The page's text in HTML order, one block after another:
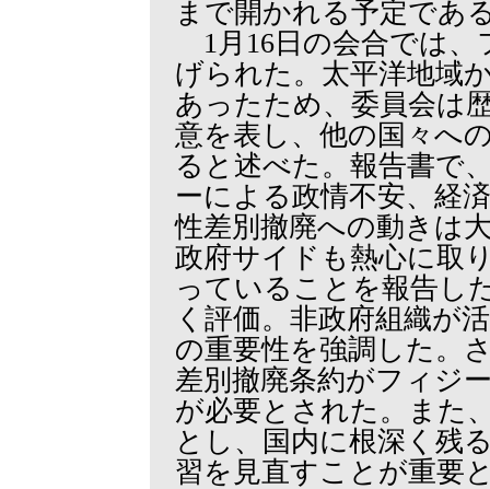
まで開かれる予定であ
1月16日の会合では、
げられた。太平洋地域
あったため、委員会は
意を表し、他の国々へ
ると述べた。報告書で
ーによる政情不安、経
性差別撤廃への動きは
政府サイドも熱心に取
っていることを報告し
く評価。非政府組織が
の重要性を強調した。
差別撤廃条約がフィジ
が必要とされた。また
とし、国内に根深く残
習を見直すことが重要